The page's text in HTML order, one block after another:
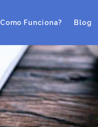
Como Funciona? Blog